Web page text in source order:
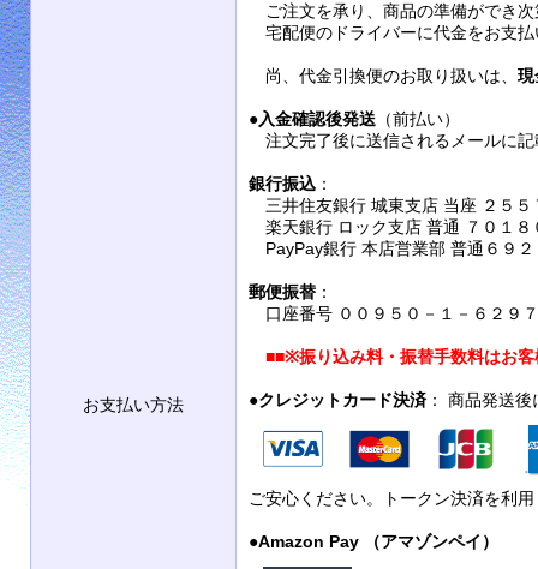
お支払い方法
ご注文を承り、商品の準備ができ
宅配便のドライバーに代金をお支
尚、代金引換便のお取り扱いは、 現
●入金確認後発送 （前払い）
注文完了後に送信されるメールに
銀行振込 ：
三井住友銀行 城東支店 当座 ２５５
楽天銀行 ロック支店 普通 ７０１８
PayPay銀行 本店営業部 普通６９
郵便振替 ：
口座番号 ００９５０－１－６２９
■■※振り込み料・振替手数料はお
●クレジットカード決済 ： 商品発送
ご安心ください。トークン決済を利
●Amazon Pay （アマゾンペイ）